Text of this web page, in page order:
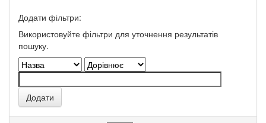
Додати фільтри:
Використовуйте фільтри для уточнення результатів
пошуку.